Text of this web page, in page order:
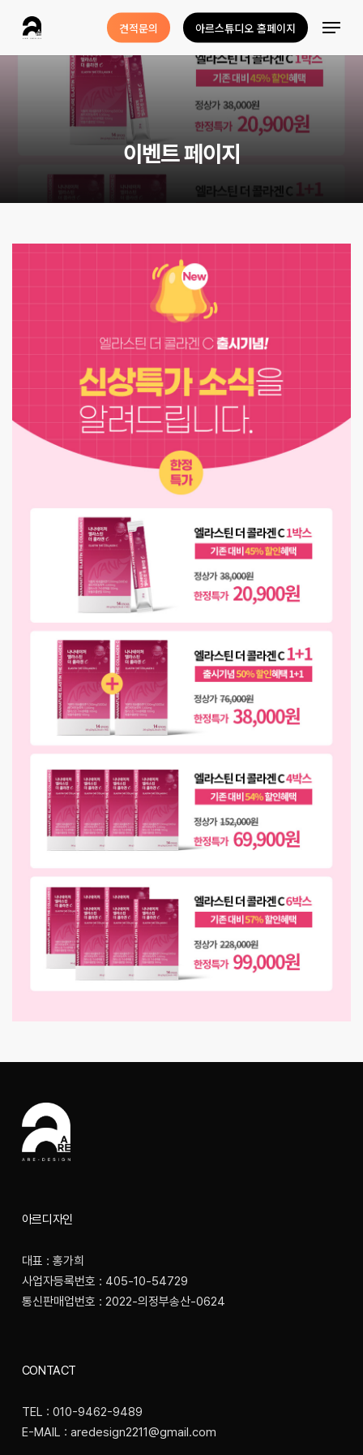
견적문의 아르스튜디오 홈페이지
Menu
이벤트페이지
아르디자인
대표 : 홍가희
사업자등록번호 : 405-10-54729
통신판매업번호 : 2022-의정부송산-0624
CONTACT
TEL : 010-9462-9489
E-MAIL : aredesign2211@gmail.com
Close